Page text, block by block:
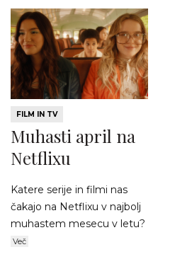
FILM IN TV
Muhasti april na
Netflixu
Katere serije in filmi nas
čakajo na Netflixu v najbolj
muhastem mesecu v letu?
Več